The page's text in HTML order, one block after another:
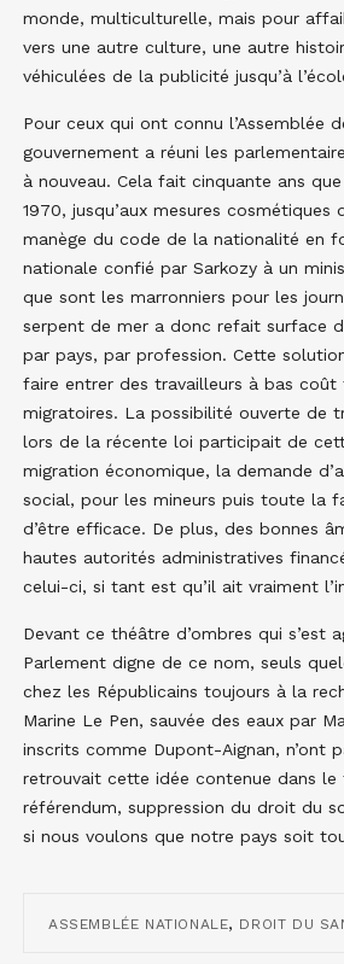
monde, multiculturelle, mais pour
vers une autre culture, une autre
véhiculées de la publicité jusqu’à
Pour ceux qui ont connu l’Assemblée
gouvernement a réuni les
à nouveau. Cela fait cinquante ans
1970, jusqu’aux mesures
manège du code de la nationalité en
nationale confié par Sarkozy à un
que sont les marronniers pour les
serpent de mer a donc refait surface
par pays, par profession. Cette
faire entrer des travailleurs à bas
migratoires. La possibilité ouverte de
lors de la récente loi participait de
migration économique, la demande
social, pour les mineurs puis toute la
d’être efficace. De plus, des bonnes
hautes autorités administratives
celui-ci, si tant est qu’il ait vraiment
Devant ce théâtre d’ombres qui s’est
Parlement digne de ce nom, seuls
chez les Républicains toujours à la
Marine Le Pen, sauvée des eaux par
inscrits comme Dupont-Aignan, n’ont
retrouvait cette idée contenue dans le
référendum, suppression du droit du
si nous voulons que notre pays soit
ASSEMBLÉE NATIONALE, DROIT DU